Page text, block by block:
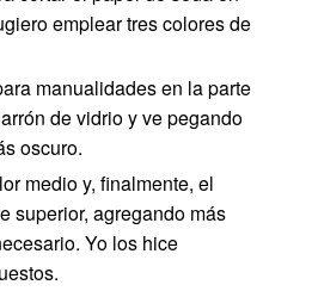
emplear tres colores de
manualidades en la parte
de vidrio y ve pegando
oscuro.
medio y, finalmente, el
superior, agregando más
Yo los hice